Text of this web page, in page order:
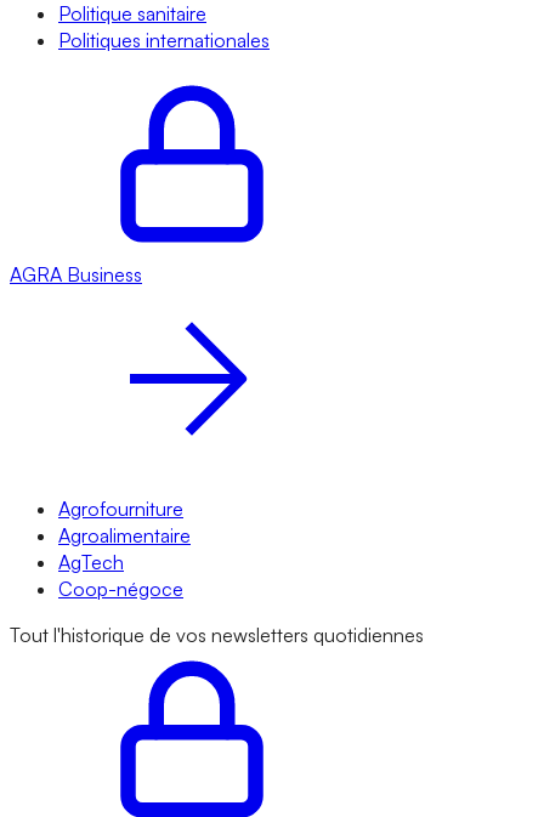
Politique sanitaire
Politiques internationales
AGRA Business
Agrofourniture
Agroalimentaire
AgTech
Coop-négoce
Tout l'historique de vos newsletters quotidiennes